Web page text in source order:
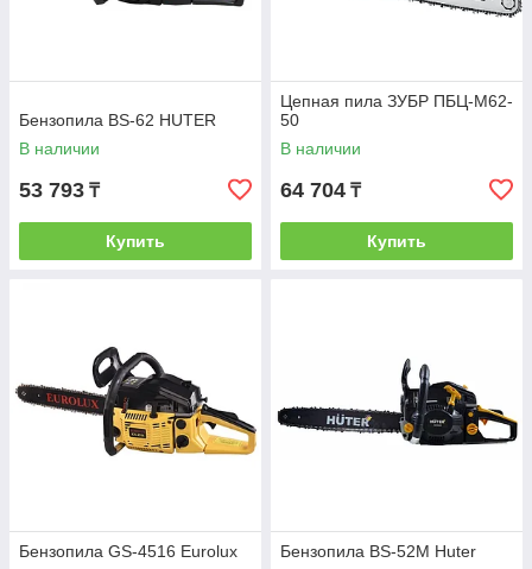
Бензопила BS-62 HUTER
В наличии
53 793 ₸
Купить
Цепная пила ЗУБР ПБЦ-М62-
50
В наличии
64 704 ₸
Купить
Бензопила GS-4516 Eurolux
Бензопила BS-52M Huter